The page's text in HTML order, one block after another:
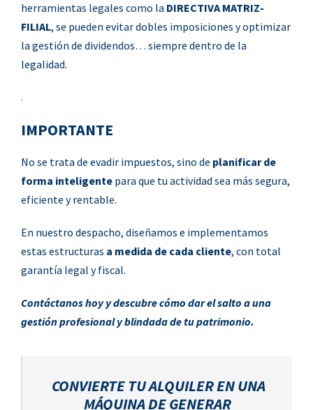
herramientas legales como la DIRECTIVA MATRIZ-
FILIAL, se pueden evitar dobles imposiciones y optimizar
la gestión de dividendos… siempre dentro de la
legalidad.
.
IMPORTANTE
No se trata de evadir impuestos, sino de planificar de
forma inteligente para que tu actividad sea más segura,
eficiente y rentable.
En nuestro despacho, diseñamos e implementamos
estas estructuras a medida de cada cliente, con total
garantía legal y fiscal.
Contáctanos hoy y descubre cómo dar el salto a una
gestión profesional y blindada de tu patrimonio.
CONVIERTE TU ALQUILER EN UNA
MÁQUINA DE GENERAR